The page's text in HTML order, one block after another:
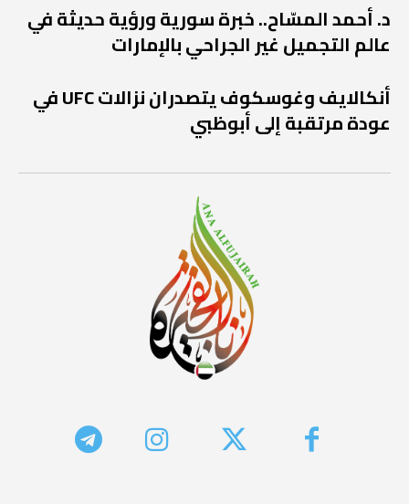
د. أحمد المسّاح.. خبرة سورية ورؤية حديثة في
عالم التجميل غير الجراحي بالإمارات
أنكالايف وغوسكوف يتصدران نزالات UFC في
عودة مرتقبة إلى أبوظبي